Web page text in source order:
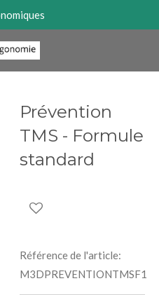
Prévention
TMS - Formule
standard
Référence de l'article:
M3DPREVENTIONTMSF1